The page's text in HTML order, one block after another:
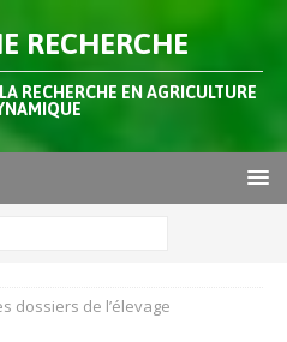
RECHERCHE
RECHERCHE EN AGRICULTURE
dossiers de l’élevage